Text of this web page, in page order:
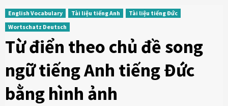
English Vocabulary Tài liệu tiếng Anh
Tài liệu tiếng Đức
Wortschatz Deutsch
Từ điển theo chủ đề song
ngữ tiếng Anh tiếng Đức
bằng hình ảnh